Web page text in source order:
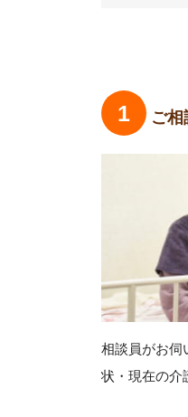
ご相
相談員がお伺
状・現在の介